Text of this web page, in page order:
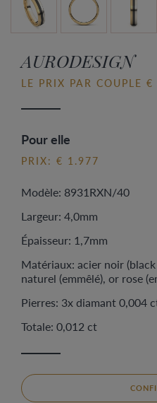
AURODESIGN
LE PRIX PAR COUPLE
Pour elle
PRIX: € 1.977
Modèle: 8931RXN/40
Largeur: 4,0mm
Épaisseur: 1,7mm
Matériaux: acier noir
naturel (emmêlé), or rose
Pierres: 3x diamant 0,004
Totale: 0,012 ct